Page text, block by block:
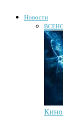
Новости
ВСЕ
Кино